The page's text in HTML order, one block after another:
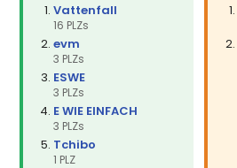
Vattenfall
16 PLZs
evm
3 PLZs
ESWE
3 PLZs
E WIE EINFACH
3 PLZs
Tchibo
1 PLZ